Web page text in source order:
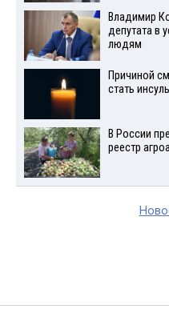
Владимир
депутата в
людям
Причиной
стать
В России
реестр